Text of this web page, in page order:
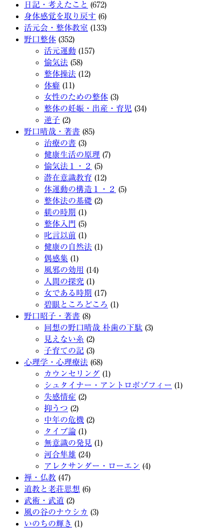
日記・考えたこと (672)
身体感覚を取り戻す (6)
活元会・整体教室 (133)
野口整体 (352)
活元運動 (157)
愉気法 (58)
整体操法 (12)
体癖 (11)
女性のための整体 (3)
整体の妊娠・出産・育児 (34)
逆子 (2)
野口晴哉・著書 (85)
治療の書 (3)
健康生活の原理 (7)
愉気法１・２ (5)
潜在意識教育 (12)
体運動の構造１・２ (5)
整体法の基礎 (2)
躾の時期 (1)
整体入門 (5)
叱言以前 (1)
健康の自然法 (1)
偶感集 (1)
風邪の効用 (14)
人間の探究 (1)
女である時期 (17)
碧眼ところどころ (1)
野口昭子・著書 (8)
回想の野口晴哉 朴歯の下駄 (3)
見えない糸 (2)
子育ての記 (3)
心理学・心理療法 (68)
カウンセリング (1)
シュタイナー・アントロポゾフィー (1)
失感情症 (2)
抑うつ (2)
中年の危機 (2)
タイプ論 (1)
無意識の発見 (1)
河合隼雄 (24)
アレクサンダー・ローエン (4)
禅・仏教 (47)
道教と老荘思想 (6)
武術・武道 (2)
風の谷のナウシカ (3)
いのちの輝き (1)